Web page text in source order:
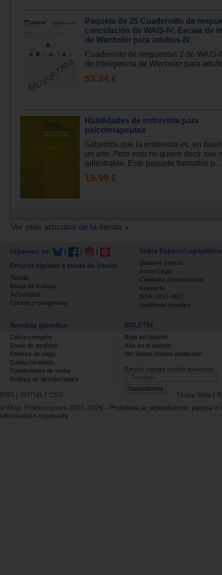
Paquete de 25 Cuadernillo de
cancelación de WAIS-IV, Escala de
de Wechsler para adultos-IV.
Cuadernillo de respuestas 2 de WAIS-
de inteligencia de Wechsler para
53.24 €
Habilidades de entrevista para
psicoterapeutas
Sabemos que la entrevista es, en
un arte. Pero esto no quiere decir que
adiestrable. Este paquete formativo p...
19.99 €
Ver más artículos de la tienda
Síguenos en:
Enlaces rápidos a temas de interés
Tienda
Bolsa de trabajo
Actualidad
Cursos y congresos
Sobre EspacioLogopédico
Quienes somos
Aviso Legal
Colabora con nosotros
Contacta
ISSN 2013-0627
Gestionar cookies
Nuestras garantías
Cómo comprar
Envío de pedidos
Formas de pago
Contacto tienda
Condiciones de venta
Política de devoluciones
BOLETÍN
Baja del boletin
Alta en el boletin
Ver último boletin publicado
Recibe nuestro boletín quincenal.
RSS | XHTML | CSS Mapa Web |
© Majo Producciones 2001-2026 - Prohibida la reproducción parcial o
información mostrada